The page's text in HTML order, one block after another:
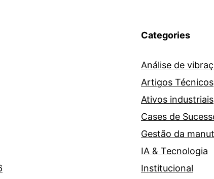
Categories
Análise de
Artigos Técnicos
Ativos industriais
Cases de
Gestão da
IA & Tecnologia
Institucional